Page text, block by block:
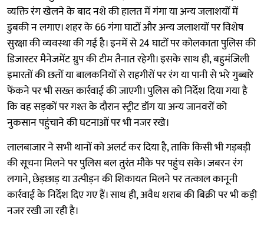
व्यक्ति रंग खेलने के बाद नशे की हालत में गंगा या अन्य जलाशयों में
डुबकी न लगाए। शहर के 66 गंगा घाटों और अन्य जलाशयों पर विशेष
सुरक्षा की व्यवस्था की गई है। इनमें से 24 घाटों पर कोलकाता पुलिस की
डिजास्टर मैनेजमेंट ग्रुप की टीम तैनात रहेगी। इसके साथ ही, बहुमंजिली
इमारतों की छतों या बालकनियों से राहगीरों पर रंग या पानी से भरे गुब्बारे
फेंकने पर भी सख्त कार्रवाई की जाएगी। पुलिस को निर्देश दिया गया है
कि वह सड़कों पर गश्त के दौरान स्ट्रीट डॉग या अन्य जानवरों को
नुकसान पहुंचाने की घटनाओं पर भी नजर रखे।
लालबाजार ने सभी थानों को अलर्ट कर दिया है, ताकि किसी भी गड़बड़ी
की सूचना मिलने पर पुलिस बल तुरंत मौके पर पहुंच सके। जबरन रंग
लगाने, छेड़छाड़ या उत्पीड़न की शिकायत मिलने पर तत्काल कानूनी
कार्रवाई के निर्देश दिए गए हैं। साथ ही, अवैध शराब की बिक्री पर भी कड़ी
नजर रखी जा रही है।